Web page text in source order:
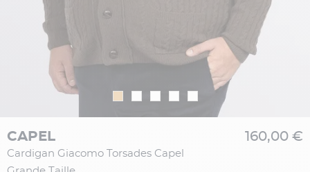
CAPEL
Cardigan Giacomo Torsades Capel
160,00 €